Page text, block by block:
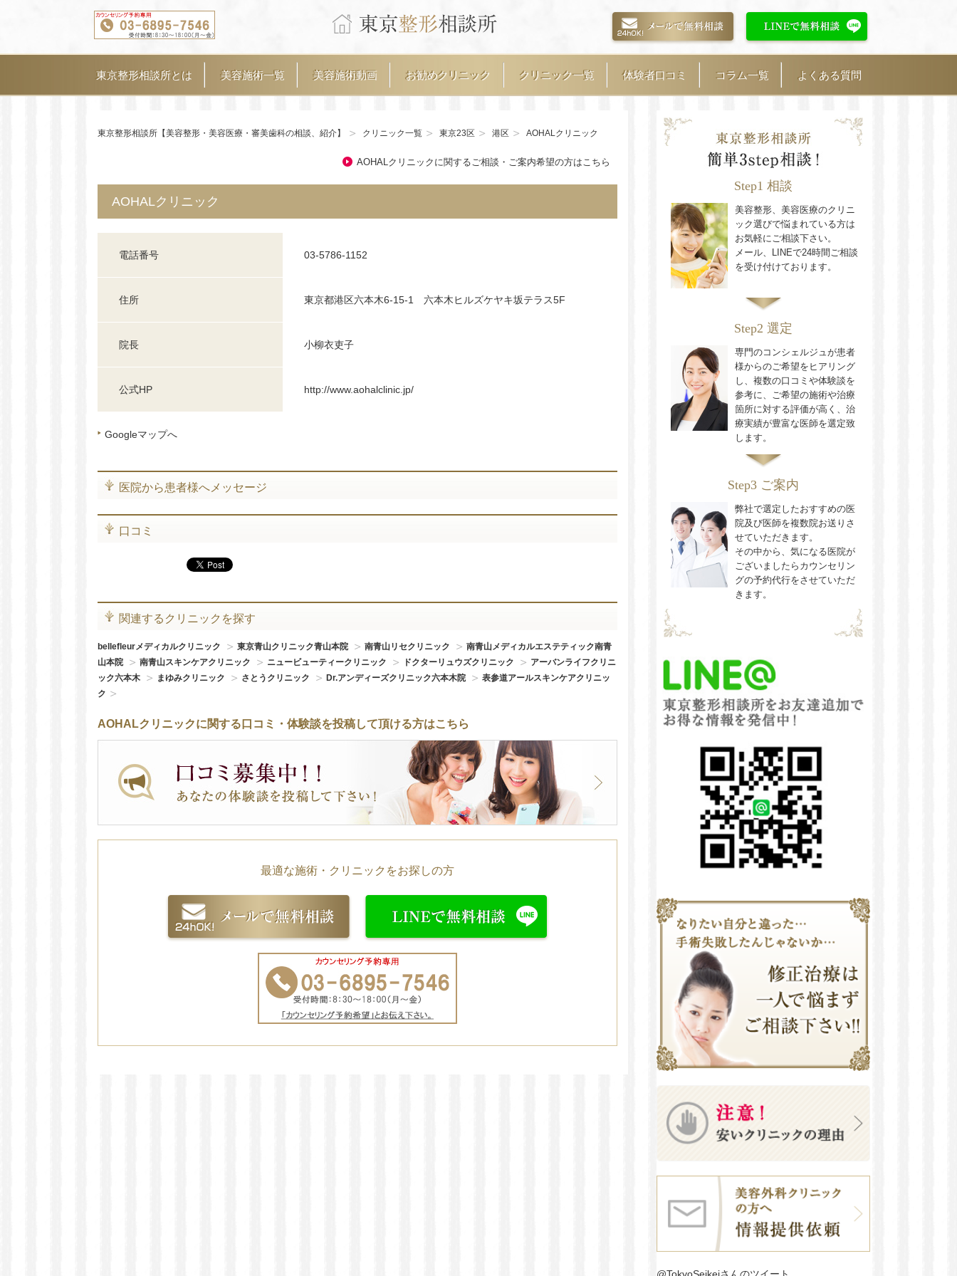
東京整形相談所とは 美容施術一覧 美容施術動画 お勧めクリニック クリニック一覧 体験者口コミ コラム一覧 よくある質問
東京整形相談所【美容整形・美容医療・審美歯科の相談、紹介】 クリニック一覧 東京23区 港区 AOHALクリニック
AOHALクリニックに関するご相談・ご案内希望の方はこちら
AOHALクリニック
電話番号 03-5786-1152
住所 東京都港区六本木6-15-1 六本木ヒルズケヤキ坂テラス5F
院長 小柳衣吏子
公式HP http://www.aohalclinic.jp/
Googleマップへ
医院から患者様へメッセージ
口コミ
関連するクリニックを探す
bellefleurメディカルクリニック 東京青山クリニック青山本院 南青山リセクリニック
南青山メディカルエステティック南青
山本院
南青山スキンケアクリニック ニュービューティークリニック ドクターリュウズクリニック
アーバンライフクリニ
ック六本木
まゆみクリニック さとうクリニック Dr.アンディーズクリニック六本木院
表参道アールスキンケアクリニッ
ク
AOHALクリニックに関する口コミ・体験談を投稿して頂ける方はこちら
最適な施術・クリニックをお探しの方
Step1 相談
美容整形、美容医療のクリニ
ック選びで悩まれている方は
お気軽にご相談下さい。
メール、LINEで24時間ご相談
を受け付けております。
Step2 選定
専門のコンシェルジュが患者
様からのご希望をヒアリング
し、複数の口コミや体験談を
参考に、ご希望の施術や治療
箇所に対する評価が高く、治
療実績が豊富な医師を選定致
します。
Step3 ご案内
弊社で選定したおすすめの医
院及び医師を複数院お送りさ
せていただきます。
その中から、気になる医院が
ございましたらカウンセリン
グの予約代行をさせていただ
きます。